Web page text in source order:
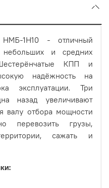
1Н10 - отличный
небольших и средних
КПП и
надёжность на
эксплуатации. Три
назад увеличивают
валу отбора мощности
перевозить грузы,
сажать и